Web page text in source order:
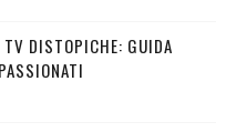
DISTOPICHE: GUIDA